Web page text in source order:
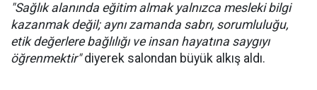
"Sağlık alanında eğitim almak yalnızca mesleki bilgi
kazanmak değil; aynı zamanda sabrı, sorumluluğu,
etik değerlere bağlılığı ve insan hayatına saygıyı
öğrenmektir"diyerek salondan büyük alkış aldı.